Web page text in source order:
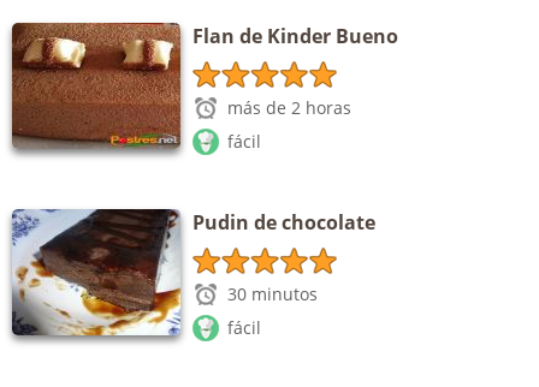
Flan de Kinder Bueno
más de 2 horas
fácil
Pudin de chocolate
30 minutos
fácil